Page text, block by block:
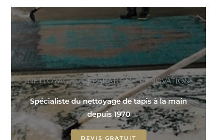
NETTOYAGE ~ RÉPARATION ~ RÉNOVATION
Spécialiste du nettoyage de tapis à la main
depuis 1970
DEVIS GRATUIT